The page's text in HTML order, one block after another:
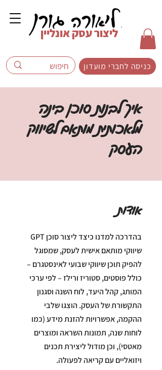
כניסה לחברי מועדון
ליצור עסק אונליין
איך לבנות סוכן בינה
מלאכותית מותאם לשיווק
העסק
אודות
בהדרכה למדנו כיצד ליצור סוכן GPT
שיווקי מותאם אישית לעסק, שמסוגל
להפיק תוכן שיווקי שבועי לאינסטגרם –
כולל פוסטים, סטוריז ורילז – לפי ערכי
המותג, קהל היעד, לוח השנה וסגנון
התקשורת של העסק. הוצגו שלבי
ההקמה, אפשרויות להזנת מידע (כמו
לוחות שנה, תמונות השראה ומוצרים
מאטסי), וכן מודול ליצירת תכנים
ויזואליים עם קריאה לפעולה.